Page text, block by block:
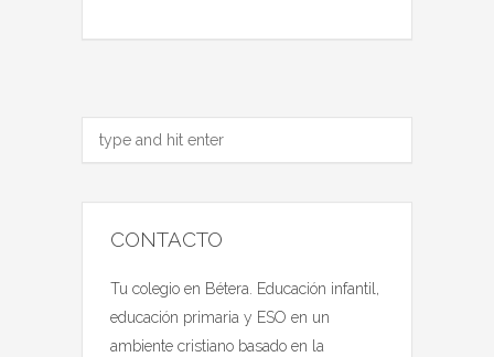
CONTACTO
Tu colegio en Bétera. Educación infantil,
educación primaria y ESO en un
ambiente cristiano basado en la